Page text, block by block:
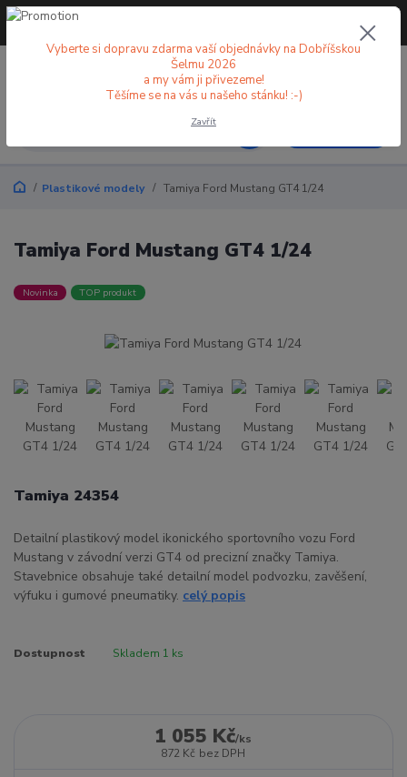
+420 773 998 582
Plastikové modely Tamiya Ford Mustang GT4 1/24
Tamiya Ford Mustang GT4 1/24
Novinka TOP produkt
Tamiya 24354
Detailní plastikový model ikonického sportovního vozu Ford
Mustang v závodní verzi GT4 od precizní značky Tamiya.
Stavebnice obsahuje také detailní model podvozku, zavěšení,
výfuku i gumové pneumatiky. celý popis
Dostupnost Skladem 1 ks
1 055 Kč/ks
872 Kč bez DPH
Vyberte si dopravu zdarma vaší objednávky na Dobříšskou
Šelmu 2026
a my vám ji přivezeme!
Těšíme se na vás u našeho stánku! :-)
Zavřít